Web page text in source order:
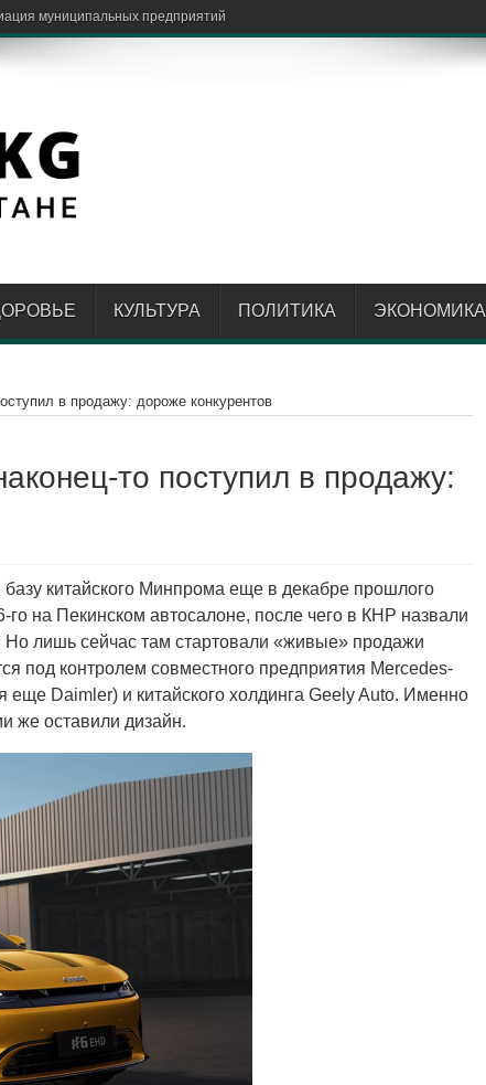
ребенка
КУЛЬТУРА ПОЛИТИКА ЭКОНОМИКА
в продажу: дороже конкурентов
то поступил в продажу:
китайского Минпрома еще в декабре прошлого
на Пекинском автосалоне, после чего в КНР назвали
лишь сейчас там стартовали «живые» продажи
под контролем совместного предприятия Mercedes-
еще Daimler) и китайского холдинга Geely Auto. Именно
же оставили дизайн.